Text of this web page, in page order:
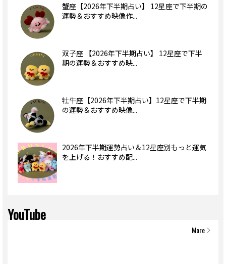
蟹座【2026年下半期占い】 12星座で下半期の
運勢＆おすすめ映像作...
双子座 【2026年下半期占い】 12星座で下半
期の運勢＆おすすめ映...
牡牛座【2026年下半期占い】12星座で下半期
の運勢＆おすすめ映像...
2026年下半期運勢占い＆12星座別もっと運気
を上げる！おすすめ配...
YouTube
More